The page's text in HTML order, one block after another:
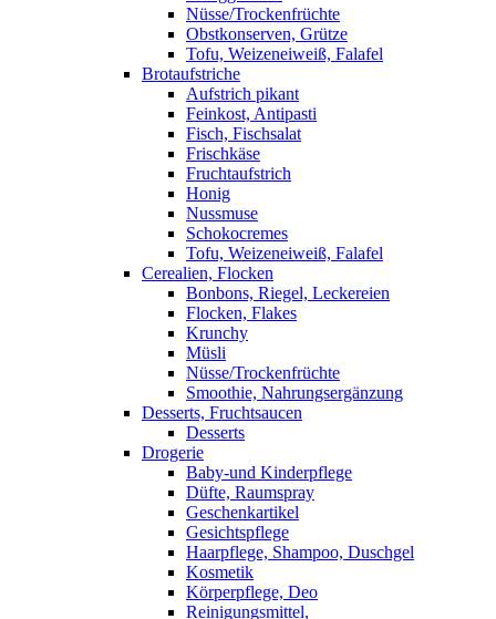
Nüsse/Trockenfrüchte
Obstkonserven, Grütze
Tofu, Weizeneiweiß, Falafel
Brotaufstriche
Aufstrich pikant
Feinkost, Antipasti
Fisch, Fischsalat
Frischkäse
Fruchtaufstrich
Honig
Nussmuse
Schokocremes
Tofu, Weizeneiweiß, Falafel
Cerealien, Flocken
Bonbons, Riegel, Leckereien
Flocken, Flakes
Krunchy
Müsli
Nüsse/Trockenfrüchte
Smoothie, Nahrungsergänzung
Desserts, Fruchtsaucen
Desserts
Drogerie
Baby-und Kinderpflege
Düfte, Raumspray
Geschenkartikel
Gesichtspflege
Haarpflege, Shampoo, Duschgel
Kosmetik
Körperpflege, Deo
Reinigungsmittel,